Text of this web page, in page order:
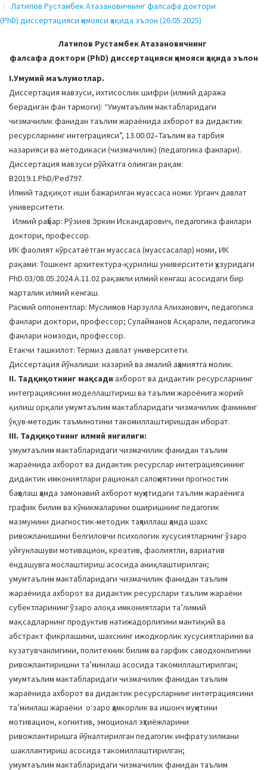
e
N
v
g
a
t
i
o
n
Латипов Рустамбек Атазановичнинг фалсафа доктори
(PhD) диссертацияси ҳимояси ҳақида эълон (26.05.2025)
Латипов Рустамбек Атазановичнинг
фалсафа доктори (PhD) диссертацияси ҳимояси ҳақида эълон
I.Умумий маълумотлар.
Диссертация мавзуси, ихтисослик шифри (илмий даража
берадиган фан тармоғи): “Умумтаълим мактабларидаги
чизмачилик фанидан таълим жараёнида ахборот ва дидактик
ресурсларнинг интеграцияси”, 13.00.02–Таълим ва тарбия
назарияси ва методикаси (чизмачилик) (педагогика фанлари).
Диссертация мавзуси рўйхатга олинган рақам:
B2019.1.PhD/Ped797.
Илмий тадқиқот иши бажарилган муассаса номи: Урганч давлат
университети.
Илмий раҳбар: Рўзиев Эркин Искандарович, педагогика фанлари
доктори, профессор.
ИК фаолият кўрсатаётган муассаса (муассасалар) номи, ИК
рақами: Тошкент архитектура-қурилиш университети ҳузуридаги
PhD.03/08.05.2024.А.11.02 рақамли илмий кенгаш асосидаги бир
марталик илмий кенгаш.
Расмий оппонентлар: Муслимов Нарзулла Алиханович, педагогика
фанлари доктори, профессор; Сулайманов Асқарали, педагогика
фанлари номзоди, профессор.
Етакчи ташкилот: Термиз давлат университети.
Диссертация йўналиши: назарий ва амалий аҳамиятга молик.
II. Тадқиқотнинг мақсади ахборот ва дидактик ресурсларнинг
интеграциясини моделлаштириш ва таълим жароёнига жорий
қилиш орқали умумтаълим мактабларидаги чизмачилик фанининг
ўқув-методик таъминотини такомиллаштиришдан иборат.
III. Тадқиқотнинг илмий янгилиги:
умумтаълим мактабларидаги чизмачилик фанидан таълим
жараёнида ахборот ва дидактик ресурслар интеграциясининг
дидактик имкониятлари рационал салоҳиятини прогностик
баҳолаш ҳамда замонавий ахборот муҳитидаги таълим жараёнига
график билим ва кўникмаларини оширишнинг педагогик
мазмунини диагностик-методик таҳлиллаш ҳамда шахс
ривожланишини белгиловчи психологик хусусиятларнинг ўзаро
уйғунлашуви мотивацион, креатив, фаолиятли, вариатив
ёндашувга мослаштириш асосида аниқлаштирилган;
умумтаълим мактабларидаги чизмачилик фанидан таълим
жараёнида ахборот ва дидактик ресурслари таълим жараёни
субектларининг ўзаро алоқа имкониятлари таʼлимий
мақсадларнинг продуктив натижадорлигини мантиқий ва
абстракт фикрлашини, шахснинг ижодкорлик хусусиятларини ва
кузатувчанлигини, политехник билим ва гарфик саводхонлигини
ривожлантиришни таʼминлаш асосида такомиллаштирилган;
умумтаълим мактабларидаги чизмачилик фанидан таълим
жараёнида ахборот ва дидактик ресурсларнинг интеграциясини
таʼминлаш жараёни оʻзаро ҳамкорлик ва ишонч муҳитини
мотивацион, когнитив, эмоционал эҳтиёжларини
ривожлантиришга йўналтирилган педагогик инфратузилмани
шакллантириш асосида такомиллаштирилган;
умумтаълим мактабларидаги чизмачилик фанидан таълим